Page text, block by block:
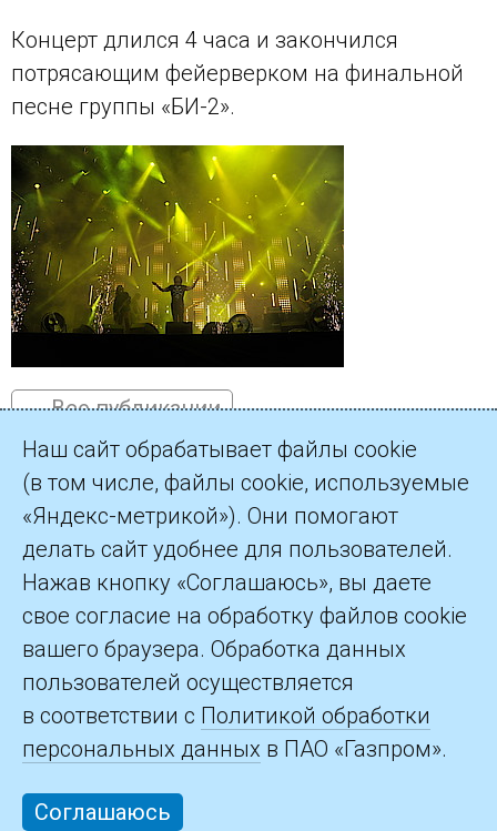
Концерт длился 4 часа и закончился
потрясающим фейерверком на финальной
песне группы «БИ-2».
← Все публикации
©2026 ПАО «Газпром»
Контакты
Наш сайт обрабатывает файлы cookie
(в том числе, файлы cookie, используемые
«Яндекс-метрикой»). Они помогают
делать сайт удобнее для пользователей.
Нажав кнопку «Соглашаюсь», вы даете
свое согласие на обработку файлов cookie
вашего браузера. Обработка данных
пользователей осуществляется
в соответствии с Политикой обработки
персональных данных в ПАО «Газпром».
Соглашаюсь